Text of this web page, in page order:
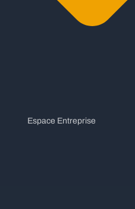
Espace Entreprise